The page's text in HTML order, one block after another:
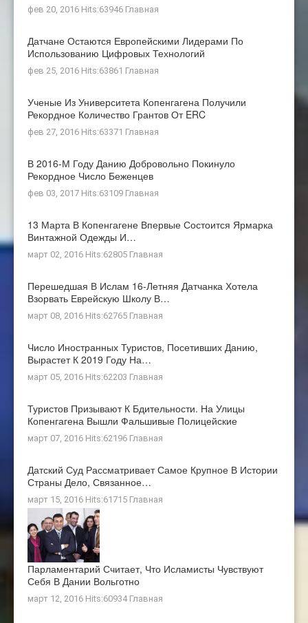
фев 20, 2016 Hits:63946 Главная
Датчане Остаются Европейскими Лидерами По
Использованию Цифровых Технологий
фев 25, 2016 Hits:63861 Главная
Ученые Из Университета Копенгагена Получили
Рекордное Количество Грантов От ERC
фев 27, 2016 Hits:63371 Главная
В 2016-М Году Данию Добровольно Покинуло
Рекордное Число Беженцев
фев 03, 2017 Hits:63109 Главная
13 Марта В Копенгагене Впервые Состоится Ярмарка
Винтажной Одежды И…
март 02, 2016 Hits:62805 Главная
Перешедшая В Ислам 16-Летняя Датчанка Хотела
Взорвать Еврейскую Школу В…
март 08, 2016 Hits:62765 Главная
Число Иностранных Туристов, Посетивших Данию,
Вырастет К 2019 Году На…
март 05, 2016 Hits:62203 Главная
Туристов Призывают К Бдительности. На Улицы
Копенгагена Вышли Фальшивые Полицейские
март 07, 2016 Hits:62196 Главная
Датский Суд Рассматривает Самое Крупное В Истории
Страны Дело, Связанное…
март 15, 2016 Hits:61715 Главная
Парламентарий Считает, Что Исламисты Чувствуют
Себя В Дании Вольготно
март 12, 2016 Hits:60934 Главная